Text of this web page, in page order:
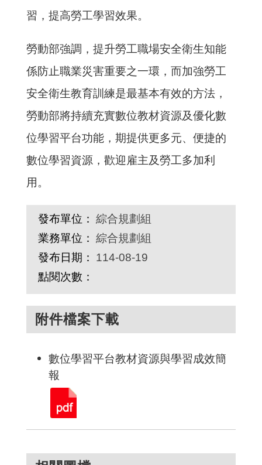
習，提高勞工學習效果。
勞動部強調，提升勞工職場安全衛生知能
係防止職業災害重要之一環，而加強勞工
安全衛生教育訓練是最基本有效的方法，
勞動部將持續充實數位教材資源及優化數
位學習平台功能，期提供更多元、便捷的
數位學習資源，歡迎雇主及勞工多加利
用。
發布單位： 綜合規劃組
業務單位： 綜合規劃組
發布日期：
114-08-19
點閱次數：
附件檔案下載
數位學習平台教材資源與學習成效簡
報